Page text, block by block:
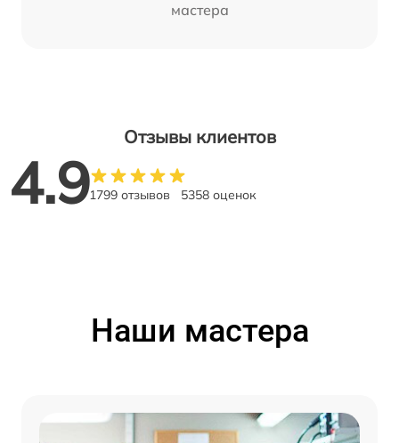
мастера
Отзывы клиентов
4.91799 отзывов 5358 оценок
Наши мастера